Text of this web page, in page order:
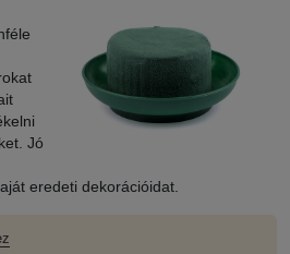
Jó
eredeti dekorációidat.